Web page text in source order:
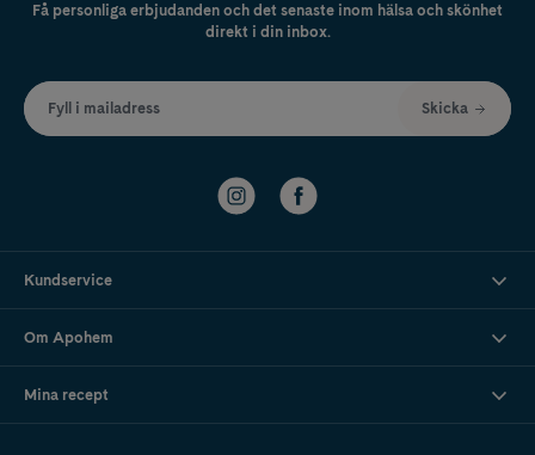
Få personliga erbjudanden och det senaste inom hälsa och skönhet
direkt i din inbox.
Fyll i mailadress Skicka
Kundservice
Om Apohem
Mina recept